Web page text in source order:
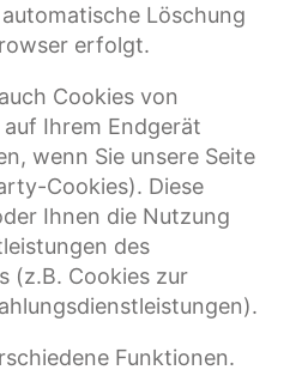
Löschung
erfolgt.
Cookies von
Ihrem Endgerät
wenn Sie unsere Seite
Cookies). Diese
Ihnen die Nutzung
des
(z.B. Cookies zur
Funktionen.